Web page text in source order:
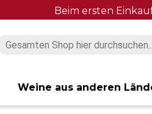
Beim ersten
Weine aus anderen